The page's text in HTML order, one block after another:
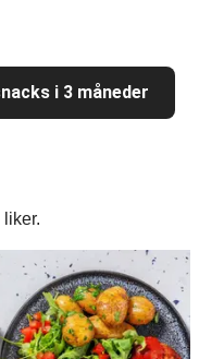
i 3 måneder